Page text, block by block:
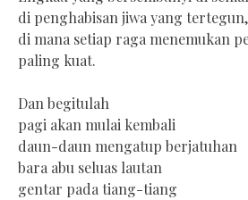
di penghabisan jiwa yang tertegun,
di mana setiap raga menemukan
paling kuat.
Dan begitulah
pagi akan mulai kembali
daun-daun mengatup berjatuhan
bara abu seluas lautan
gentar pada tiang-tiang